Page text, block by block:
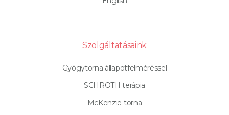
Szolgáltatásaink
Gyógytorna állapotfelméréssel
SCHROTH terápia
McKenzie torna